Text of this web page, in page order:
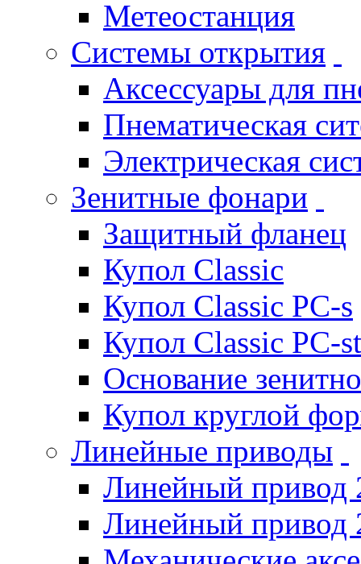
Метеостанция
Системы открытия
Аксессуары для
Пнематическая
Электрическая
Зенитные фонари
Защитный фланец
Купол Classic
Купол Classic PC-s
Купол Classic PC-st
Основание
Купол круглой
Линейные приводы
Линейный привод
Линейный привод